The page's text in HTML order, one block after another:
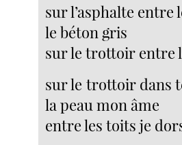
sur l’asphalte entre
le béton gris
sur le trottoir entre
sur le trottoir dans
la peau mon âme
entre les toits je